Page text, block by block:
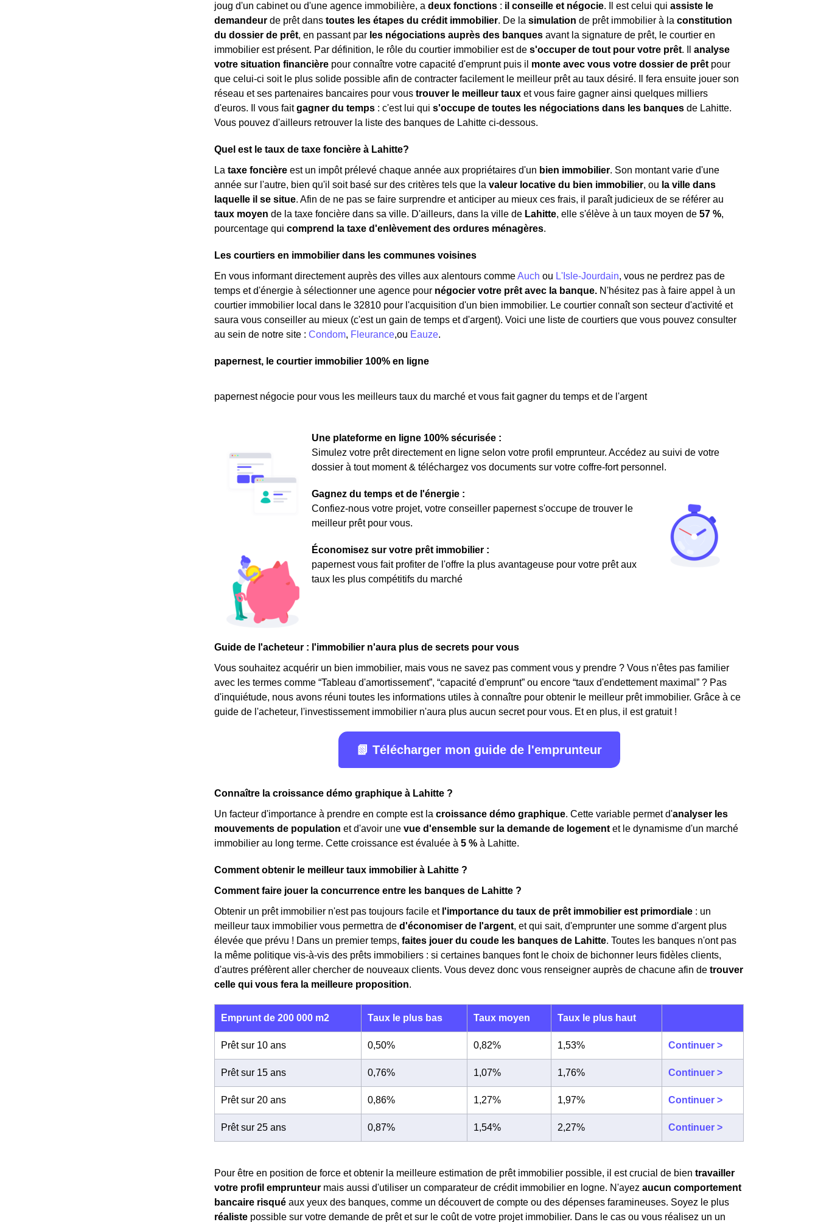
joug d'un cabinet ou d'une agence immobilière, a deux fonctions : il conseille et négocie. Il est celui qui assiste le
demandeur de prêt dans toutes les étapes du crédit immobilier. De la simulation de prêt immobilier à la constitution
du dossier de prêt, en passant par les négociations auprès des banques avant la signature de prêt, le courtier en
immobilier est présent. Par définition, le rôle du courtier immobilier est de s'occuper de tout pour votre prêt. Il
analyse
votre situation financière pour connaître votre capacité d'emprunt puis il monte avec vous votre dossier de prêt pour
que celui-ci soit le plus solide possible afin de contracter facilement le meilleur prêt au taux désiré. Il fera ensuite jouer son
réseau et ses partenaires bancaires pour vous trouver le meilleur taux et vous faire gagner ainsi quelques milliers
d'euros. Il vous faitgagner du temps : c'est lui qui s'occupe de toutes les négociations dans les banques de Lahitte.
Vous pouvez d'ailleurs retrouver la liste des banques de Lahitte ci-dessous.
Quel est le taux de taxe foncière à Lahitte?
La taxe foncière est un impôt prélevé chaque année aux propriétaires d'un bien immobilier. Son montant varie d'une
année sur l'autre, bien qu'il soit basé sur des critères tels que la valeur locative du bien immobilier, ou la ville dans
laquelle il se situe. Afin de ne pas se faire surprendre et anticiper au mieux ces frais, il paraît judicieux de se référer au
taux moyen de la taxe foncière dans sa ville. D'ailleurs, dans la ville de Lahitte, elle s'élève à un taux moyen de 57 %,
pourcentage qui comprend la taxe d'enlèvement des ordures ménagères.
Les courtiers en immobilier dans les communes voisines
En vous informant directement auprès des villes aux alentours commeAuch ou L'Isle-Jourdain, vous ne perdrez pas de
temps et d'énergie à sélectionner une agence pour négocier votre prêt avec la banque. N'hésitez pas à faire appel à un
courtier immobilier local dans le 32810 pour l'acquisition d'un bien immobilier. Le courtier connaît son secteur d'activité et
saura vous conseiller au mieux (c'est un gain de temps et d'argent). Voici une liste de courtiers que vous pouvez consulter
au sein de notre site : Condom, Fleurance,ou Eauze.
papernest, le courtier immobilier 100% en ligne
papernest négocie pour vous les meilleurs taux du marché et vous fait gagner du temps et de l'argent
Une plateforme en ligne 100% sécurisée :
Simulez votre prêt directement en ligne selon votre profil emprunteur. Accédez au suivi de votre
dossier à tout moment & téléchargez vos documents sur votre coffre-fort personnel.
Gagnez du temps et de l'énergie :
Confiez-nous votre projet, votre conseiller papernest s'occupe de trouver le
meilleur prêt pour vous.
Économisez sur votre prêt immobilier :
papernest vous fait profiter de l'offre la plus avantageuse pour votre prêt aux
taux les plus compétitifs du marché
Guide de l'acheteur : l'immobilier n'aura plus de secrets pour vous
Vous souhaitez acquérir un bien immobilier, mais vous ne savez pas comment vous y prendre ? Vous n'êtes pas familier
avec les termes comme “Tableau d'amortissement”, “capacité d'emprunt” ou encore “taux d'endettement maximal” ? Pas
d'inquiétude, nous avons réuni toutes les informations utiles à connaître pour obtenir le meilleur prêt immobilier. Grâce à ce
guide de l'acheteur, l'investissement immobilier n'aura plus aucun secret pour vous. Et en plus, il est gratuit !
📗 Télécharger mon guide de l'emprunteur
Connaître la croissance démo graphique à Lahitte ?
Un facteur d'importance à prendre en compte est la croissance démo graphique. Cette variable permet d'analyser les
mouvements de population et d'avoir une vue d'ensemble sur la demande de logement et le dynamisme d'un marché
immobilier au long terme. Cette croissance est évaluée à 5 % à Lahitte.
Comment obtenir le meilleur taux immobilier à Lahitte ?
Comment faire jouer la concurrence entre les banques de Lahitte ?
Obtenir un prêt immobilier n'est pas toujours facile et l'importance du taux de prêt immobilier est primordiale : un
meilleur taux immobilier vous permettra de d'économiser de l'argent, et qui sait, d'emprunter une somme d'argent plus
élevée que prévu ! Dans un premier temps, faites jouer du coude les banques de Lahitte. Toutes les banques n'ont pas
la même politique vis-à-vis des prêts immobiliers : si certaines banques font le choix de bichonner leurs fidèles clients,
d'autres préfèrent aller chercher de nouveaux clients. Vous devez donc vous renseigner auprès de chacune afin de trouver
celle qui vous fera la meilleure proposition.
Emprunt de 200 000 m2 Taux le plus bas Taux moyen Taux le plus haut
Prêt sur 10 ans 0,50% 0,82% 1,53% Continuer >
Prêt sur 15 ans 0,76% 1,07% 1,76% Continuer >
Prêt sur 20 ans 0,86% 1,27% 1,97% Continuer >
Prêt sur 25 ans 0,87% 1,54% 2,27% Continuer >
Pour être en position de force et obtenir la meilleure estimation de prêt immobilier possible, il est crucial de bien travailler
votre profil emprunteur mais aussi d'utiliser un comparateur de crédit immobilier en logne. N'ayez aucun comportement
bancaire risqué aux yeux des banques, comme un découvert de compte ou des dépenses faramineuses. Soyez le plus
réaliste possible sur votre demande de prêt et sur le coût de votre projet immobilier. Dans le cas ou vous réalisez un un